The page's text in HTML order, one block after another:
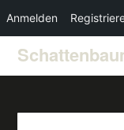
Anmelden